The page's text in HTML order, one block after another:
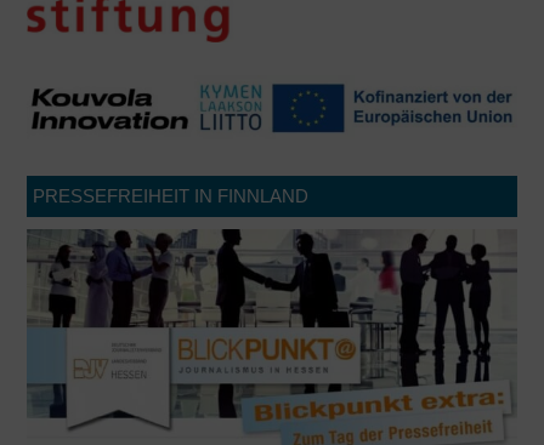
PRESSEFREIHEIT IN FINNLAND